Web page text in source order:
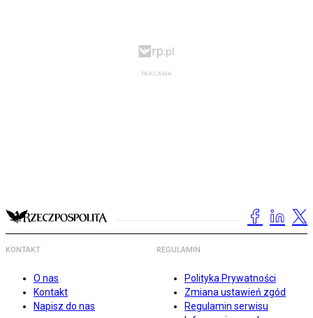
KONTAKT
O nas
Kontakt
Napisz do nas
REGULAMIN
Polityka Prywatności
Zmiana ustawień zgód
Regulamin serwisu